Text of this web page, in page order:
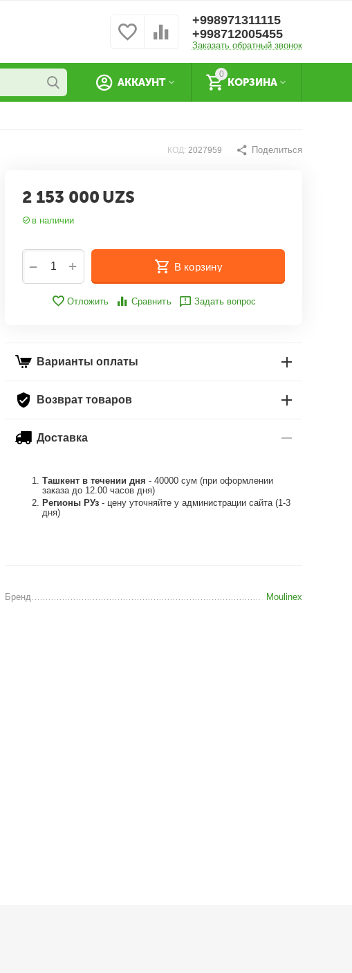
+998971311115
+998712005455
Заказать обратный звонок
0
КОРЗИНА
АККАУНТ
КОД: 2027959 Поделиться
2 153 000 UZS
в наличии
+
− В корзину
Отложить Сравнить Задать вопрос
Варианты оплаты
Возврат товаров
Доставка
Ташкент в течении дня - 40000 сум (при оформлении
заказа до 12.00 часов дня)
Регионы РУз - цену уточняйте у администрации сайта (1-3
дня)
Бренд Moulinex